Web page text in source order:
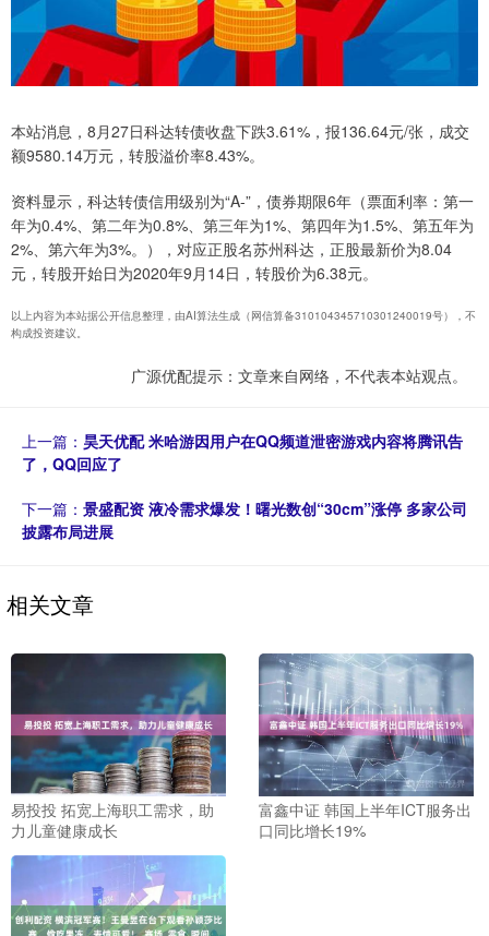
本站消息，8月27日科达转债收盘下跌3.61%，报136.64元/张，成交
额9580.14万元，转股溢价率8.43%。
资料显示，科达转债信用级别为“A-”，债券期限6年（票面利率：第一
年为0.4%、第二年为0.8%、第三年为1%、第四年为1.5%、第五年为
2%、第六年为3%。），对应正股名苏州科达，正股最新价为8.04
元，转股开始日为2020年9月14日，转股价为6.38元。
以上内容为本站据公开信息整理，由AI算法生成（网信算备310104345710301240019号），不
构成投资建议。
广源优配提示：文章来自网络，不代表本站观点。
上一篇： 昊天优配 米哈游因用户在QQ频道泄密游戏内容将腾讯告
了，QQ回应了
下一篇： 景盛配资 液冷需求爆发！曙光数创“30cm”涨停 多家公司
披露布局进展
相关文章
易投投 拓宽上海职工需求，助
力儿童健康成长
富鑫中证 韩国上半年ICT服务出
口同比增长19%